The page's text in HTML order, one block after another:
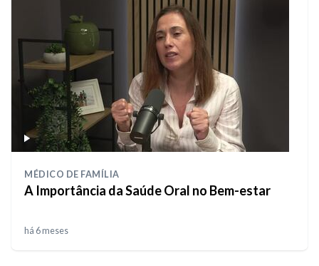
MÉDICO DE FAMÍLIA
A Importância da Saúde Oral no Bem-estar
há 6 meses